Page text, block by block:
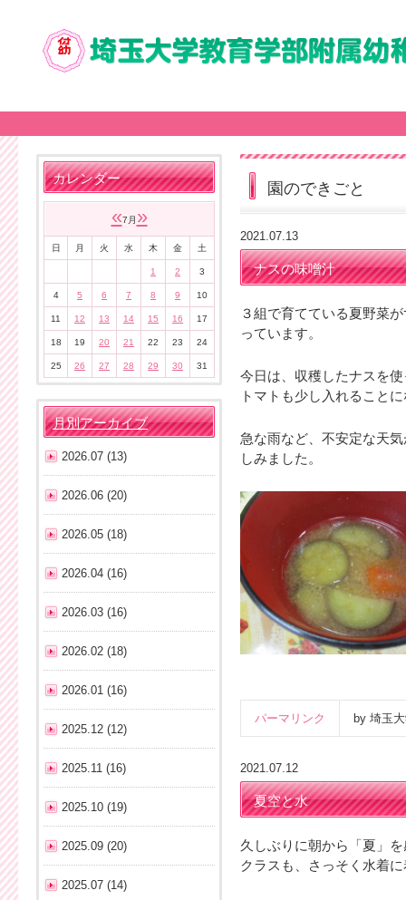
園のできごと
2021.07.13
ナスの味噌汁
３組で育てている夏野菜
っています。
今日は、収穫したナスを
トマトも少し入れること
急な雨など、不安定な天
しみました。
パーマリンク by 埼玉
2021.07.12
夏空と水
久しぶりに朝から「夏」
クラスも、さっそく水着
カレンダー
«7月 »
日 月 火 水 木 金 土
1 2 3
4 5 6 7 8 9 10
11 12 13 14 15 16 17
18 19 20 21 22 23 24
25 26 27 28 29 30 31
月別アーカイブ
2026.07 (13)
2026.06 (20)
2026.05 (18)
2026.04 (16)
2026.03 (16)
2026.02 (18)
2026.01 (16)
2025.12 (12)
2025.11 (16)
2025.10 (19)
2025.09 (20)
2025.07 (14)